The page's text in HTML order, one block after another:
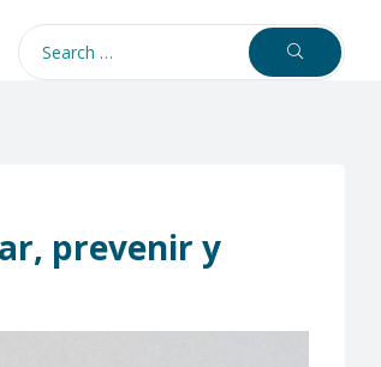
prevenir y